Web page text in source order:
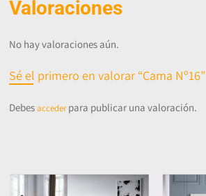
Valoraciones
No hay valoraciones aún.
Sé el primero en valorar “Cama Nº16”
Debesaccederpara publicar una valoración.